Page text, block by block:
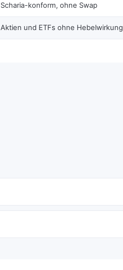
Scharia-konform, ohne Swap
Aktien und ETFs ohne Hebelwirkung